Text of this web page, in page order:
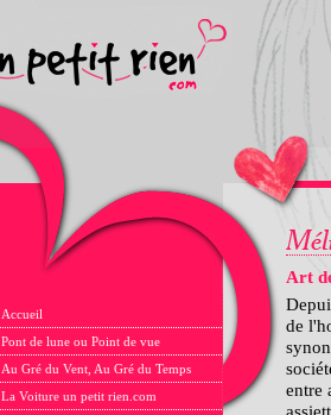
Accueil
Pont de lune ou Point de vue
Au Gré du Vent, Au Gré du Temps
La Voiture un petit rien.com
Art
de
entre